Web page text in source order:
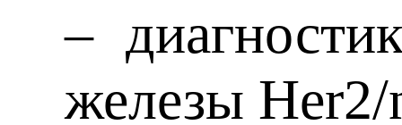
–
железы Her2/